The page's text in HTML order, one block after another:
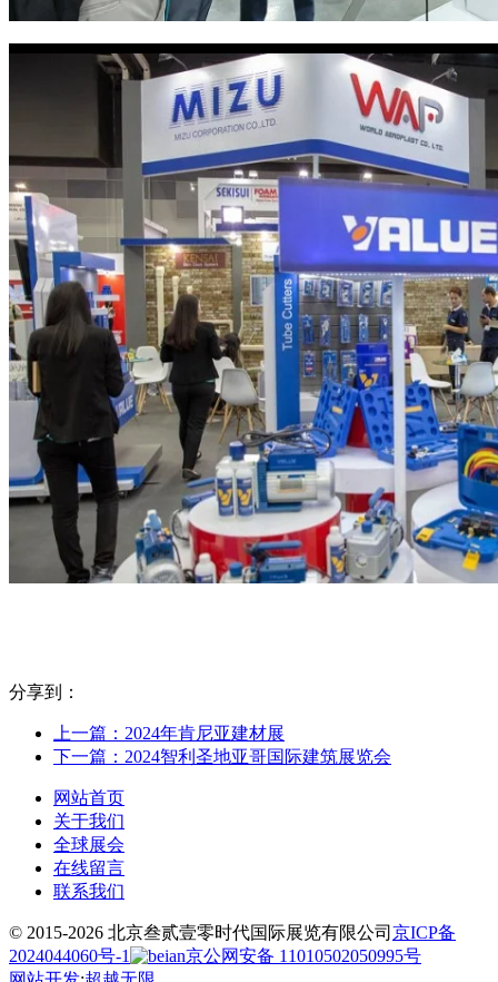
分享到：
上一篇：2024年肯尼亚建材展
下一篇：2024智利圣地亚哥国际建筑展览会
网站首页
关于我们
全球展会
在线留言
联系我们
© 2015-2026 北京叁贰壹零时代国际展览有限公司 京ICP备
2024044060号-1
京公网安备 11010502050995号